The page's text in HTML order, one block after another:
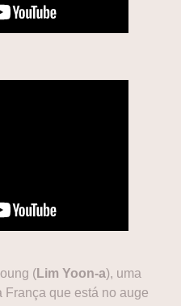
(Lim Yoon-a), uma
França que está no auge